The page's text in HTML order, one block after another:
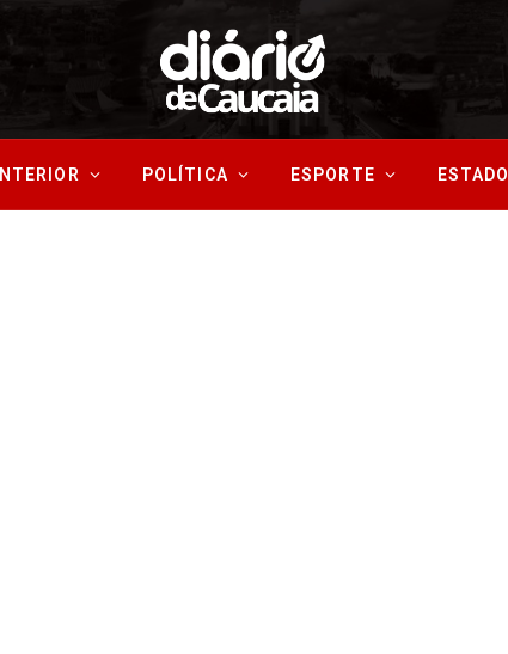
INTERIOR POLÍTICA ESPORTE ESTADO